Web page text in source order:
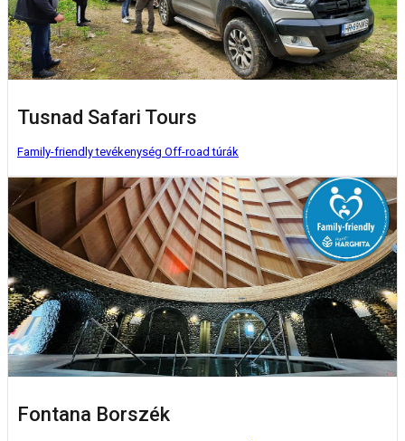
Tusnad Safari Tours
Family-friendly tevékenység Off-road túrák
Fontana Borszék